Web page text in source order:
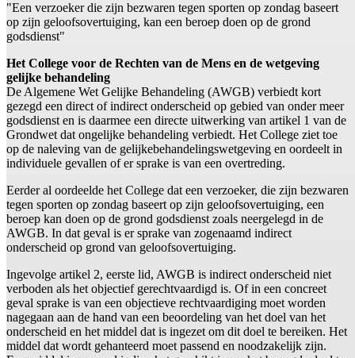
"Een verzoeker die zijn bezwaren tegen sporten op zondag baseert
op zijn geloofsovertuiging, kan een beroep doen op de grond
godsdienst"
Het College voor de Rechten van de Mens en de wetgeving
gelijke behandeling
De Algemene Wet Gelijke Behandeling (AWGB) verbiedt kort
gezegd een direct of indirect onderscheid op gebied van onder meer
godsdienst en is daarmee een directe uitwerking van artikel 1 van de
Grondwet dat ongelijke behandeling verbiedt. Het College ziet toe
op de naleving van de gelijkebehandelingswetgeving en oordeelt in
individuele gevallen of er sprake is van een overtreding.
Eerder al oordeelde het College dat een verzoeker, die zijn bezwaren
tegen sporten op zondag baseert op zijn geloofsovertuiging, een
beroep kan doen op de grond godsdienst zoals neergelegd in de
AWGB. In dat geval is er sprake van zogenaamd indirect
onderscheid op grond van geloofsovertuiging.
Ingevolge artikel 2, eerste lid, AWGB is indirect onderscheid niet
verboden als het objectief gerechtvaardigd is. Of in een concreet
geval sprake is van een objectieve rechtvaardiging moet worden
nagegaan aan de hand van een beoordeling van het doel van het
onderscheid en het middel dat is ingezet om dit doel te bereiken. Het
middel dat wordt gehanteerd moet passend en noodzakelijk zijn.